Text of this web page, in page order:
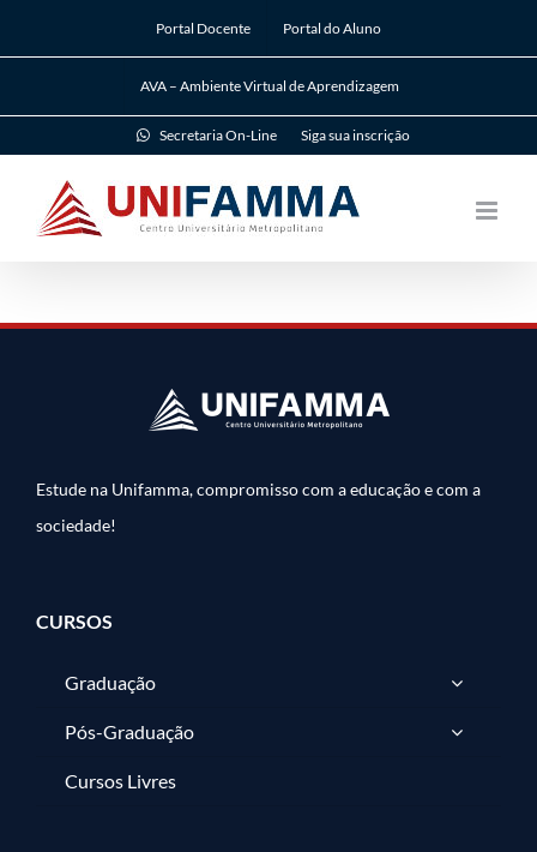
Portal Docente Portal do Aluno
AVA – Ambiente Virtual de Aprendizagem
Secretaria On-Line Siga sua inscrição
Estude na Unifamma, compromisso com a educação e com a
sociedade!
CURSOS
Graduação
Pós-Graduação
Cursos Livres